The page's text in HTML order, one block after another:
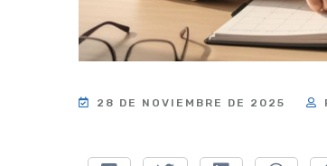
28 DE NOVIEMBRE DE 2025